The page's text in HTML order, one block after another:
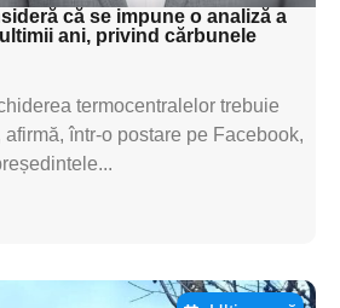
că se impune o analiză a
ani, privind cărbunele
termocentralelor trebuie
într-o postare pe Facebook,